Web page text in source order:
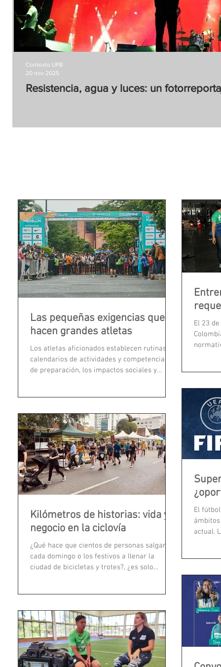
Resistencia, agua y luces: un
Contexto UPB
20 nov 2025
Las pequeñas exigencias que
hacen grandes atletas
Los atletas aficionados establecen rutinas y
calendarios de actividades y competencias
de preparación, los impactos sociales y
de los deportistas.
El 23
Kilómetros de historias: vida y
negocio en la ciclovía
¿Qué hace que cientos de personas salgan
cada domingo o los festivos a llenar la
ciudad de bicicletas y trotes?, ¿es solo
El
actual.